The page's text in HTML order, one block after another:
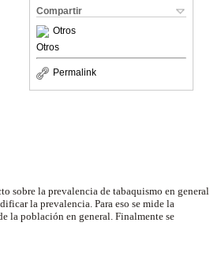
Compartir
Otros
Otros
Permalink
sobre la prevalencia de tabaquismo en general
la prevalencia. Para eso se mide la
la población en general. Finalmente se